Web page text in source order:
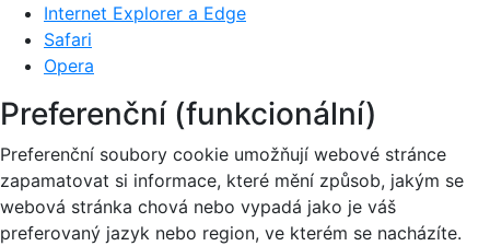
Internet Explorer a Edge
Safari
Opera
Preferenční (funkcionální)
Preferenční soubory cookie umožňují webové stránce
zapamatovat si informace, které mění způsob, jakým se
webová stránka chová nebo vypadá jako je váš
preferovaný jazyk nebo region, ve kterém se nacházíte.